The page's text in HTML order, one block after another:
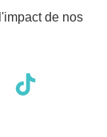
de nos